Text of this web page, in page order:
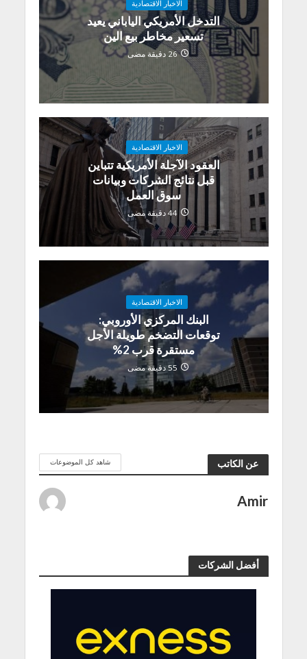
الاخبار الاقتصادية
التدخل الأمريكي الياباني يعيد
تسعير مخاطر بيع الين
26 دقيقة مضى
الاخبار الاقتصادية
العقود الآجلة الأمريكية تتباين
قبل نتائج الشركات وبيانات
سوق العمل
44 دقيقة مضى
الاخبار الاقتصادية
البنك المركزي الأوروبي:
توقعات التضخم طويلة الأجل
مستقرة قرب 2%
55 دقيقة مضى
عن الكاتب شاهد كل الموضوعات
Amir
أفضل الشركات